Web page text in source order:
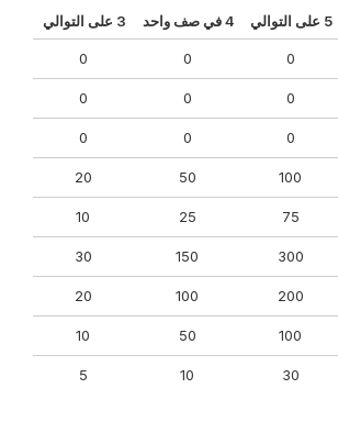
100
50
20
75
25
10
300
150
30
200
100
20
100
50
10
30
10